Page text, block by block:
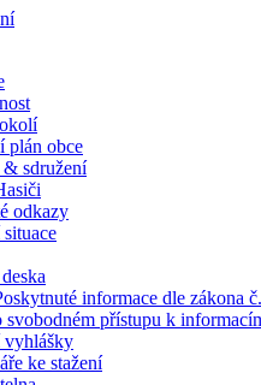
plán obce
sdružení
odkazy
informace dle zákona
svobodném přístupu k
vyhlášky
ke stažení